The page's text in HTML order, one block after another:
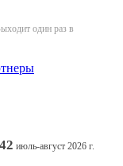
один раз в
июль-август 2026 г.